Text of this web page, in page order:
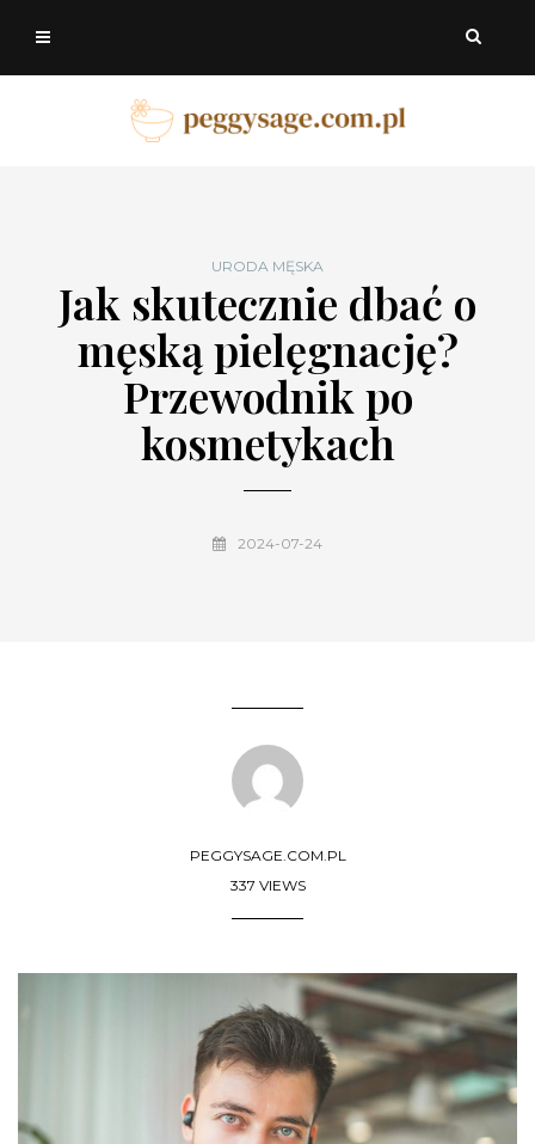
URODA MĘSKA
Jak skutecznie dbać o
męską pielęgnację?
Przewodnik po
kosmetykach
2024-07-24
PEGGYSAGE.COM.PL
337 VIEWS